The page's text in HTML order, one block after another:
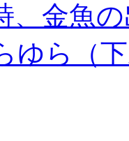
、金魚
ゆら（